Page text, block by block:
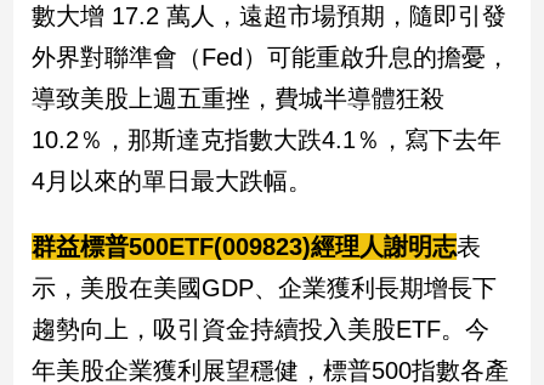
數大增 17.2 萬人，遠超市場預期，隨即引發
外界對聯準會（Fed）可能重啟升息的擔憂，
導致美股上週五重挫，費城半導體狂殺
10.2％，那斯達克指數大跌4.1％，寫下去年
4月以來的單日最大跌幅。
群益標普500ETF(009823)經理人謝明志表
示，美股在美國GDP、企業獲利長期增長下
趨勢向上，吸引資金持續投入美股ETF。今
年美股企業獲利展望穩健，標普500指數各產